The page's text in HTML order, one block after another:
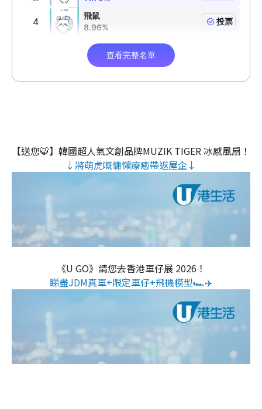
【送您🐯】韓國超人氣文創品牌MUZIK TIGER 冰感風扇！
↓將萌虎嘅慵懶療癒帶返屋企↓
《U GO》請您去香港車仔展 2026！
睇盡JDM真車+限定車仔+飛機模型🏎️✈️